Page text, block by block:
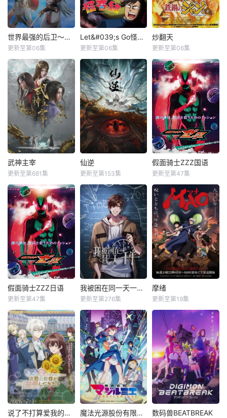
世界最强的后卫～迷宫国的新人探索者～
更新至第06集
Let&#039;s Go怪奇组
更新至第06集
炒翻天
更新至第06集
武神主宰
更新至第681集
仙逆
更新至第153集
假面骑士ZZZ国语
更新至第47集
假面骑士ZZZ日语
更新至第47集
我被困在同一天一千年动态漫
更新至第276集
摩绪
更新至第19集
说了不打算爱我的公爵继承人，不知为何对我宠爱有加 魔法光源股份有限公司第二季 数码兽BEATBREAK